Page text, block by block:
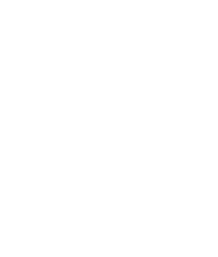
，留学生完全可以在网络安全